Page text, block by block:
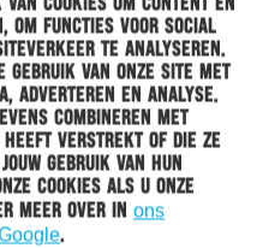
om functies voor social
te analyseren.
gebruik van onze site met
adverteren en analyse.
combineren met
heeft verstrekt of die ze
gebruik van hun
cookies als u onze
meer over in ons
.